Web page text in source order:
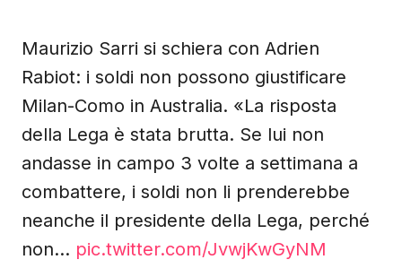
Maurizio Sarri si schiera con Adrien
Rabiot: i soldi non possono giustificare
Milan-Como in Australia. «La risposta
della Lega è stata brutta. Se lui non
andasse in campo 3 volte a settimana a
combattere, i soldi non li prenderebbe
neanche il presidente della Lega, perché
non… pic.twitter.com/JvwjKwGyNM